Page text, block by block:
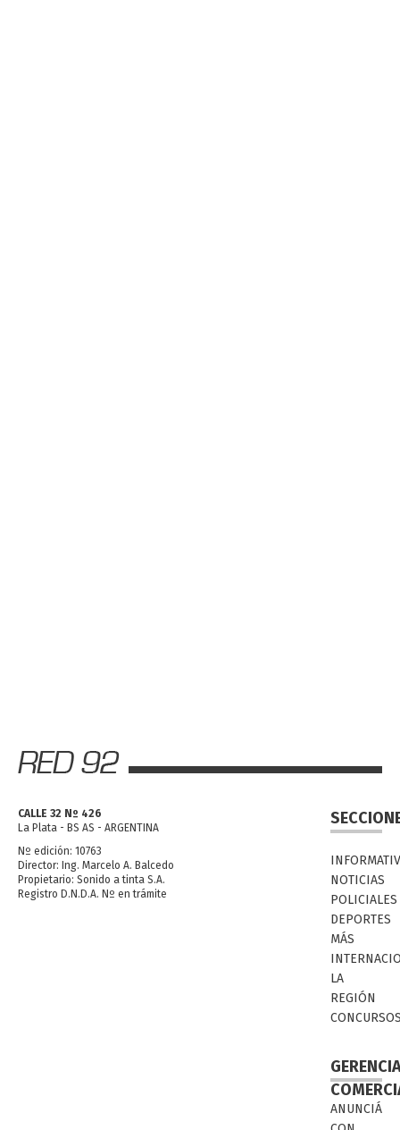
CALLE 32 Nº 426
La Plata - BS AS - ARGENTINA
Nº edición: 10763
Director: Ing. Marcelo A. Balcedo
Propietario: Sonido a tinta S.A.
Registro D.N.D.A. Nº en trámite
NOTICIAS
POLICIALES
DEPORTES
MÁS
LA
REGIÓN
ANUNCIÁ